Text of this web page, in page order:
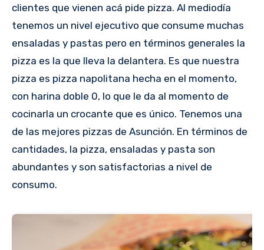
clientes que vienen acá pide pizza. Al mediodía
tenemos un nivel ejecutivo que consume muchas
ensaladas y pastas pero en términos generales la
pizza es la que lleva la delantera. Es que nuestra
pizza es pizza napolitana hecha en el momento,
con harina doble 0, lo que le da al momento de
cocinarla un crocante que es único. Tenemos una
de las mejores pizzas de Asunción. En términos de
cantidades, la pizza, ensaladas y pasta son
abundantes y son satisfactorias a nivel de
consumo.